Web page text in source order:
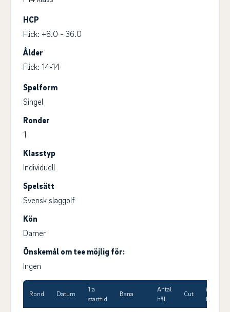
HCP
Flick: +8.0 - 36.0
Ålder
Flick: 14-14
Spelform
Singel
Ronder
1
Klasstyp
Individuell
Spelsätt
Svensk slaggolf
Kön
Damer
Önskemål om tee möjlig för:
Ingen
Rond Datum
1:a
starttid
Bana
Antal
hål
Cut
Max
HCP